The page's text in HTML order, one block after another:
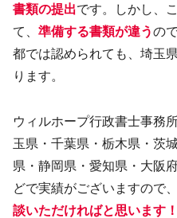
書類の提出です。しかし、
て、 準備する書類が違うの
都では認められても、埼玉
ります。
ウィルホープ行政書士事務
玉県・千葉県・栃木県・茨
県・静岡県・愛知県・大阪
どで実績がございますので、
談いただければと思います！